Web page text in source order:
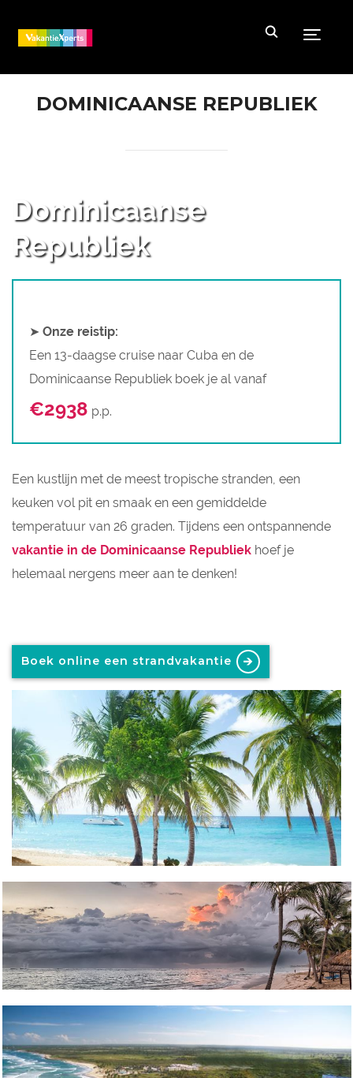
DOMINICAANSE REPUBLIEK
Dominicaanse
Republiek
➤ Onze reistip:
Een 13-daagse cruise naar Cuba en de
Dominicaanse Republiek boek je al vanaf
€2938 p.p.
Een kustlijn met de meest tropische stranden, een
keuken vol pit en smaak en een gemiddelde
temperatuur van 26 graden. Tijdens een ontspannende
vakantie in de Dominicaanse Republiek hoef je
helemaal nergens meer aan te denken!
Boek online een strandvakantie